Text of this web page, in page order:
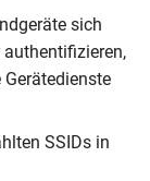
sich
SSIDs in